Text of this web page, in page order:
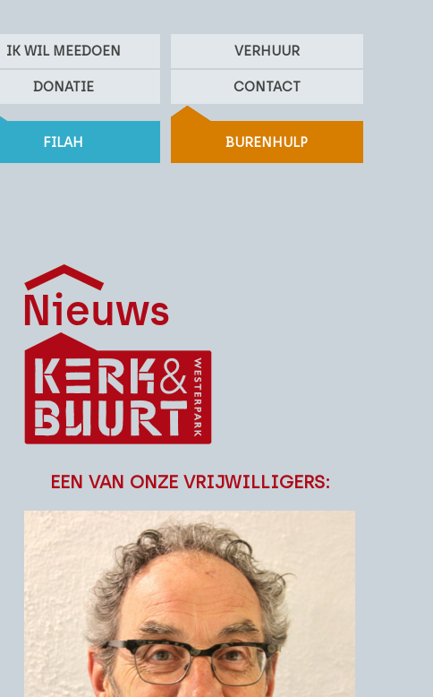
IK WIL MEEDOEN VERHUUR
DONATIE CONTACT
FILAH BURENHULP
EEN VAN ONZE VRIJWILLIGERS: